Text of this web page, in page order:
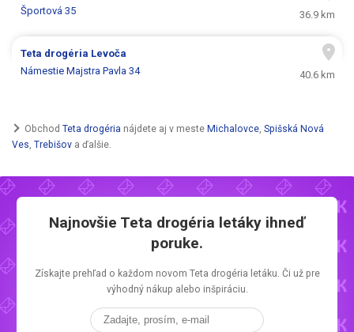
Športová 35
36.9 km
Teta drogéria Levoča
Námestie Majstra Pavla 34
40.6 km
Obchod Teta drogéria nájdete aj v meste Michalovce Spišská Nová
Ves, Trebišov a ďalšie.
Najnovšie Teta drogéria letáky ihneď
poruke.
Získajte prehľad o každom novom Teta drogéria letáku. Či už pre
výhodný nákup alebo inšpiráciu.